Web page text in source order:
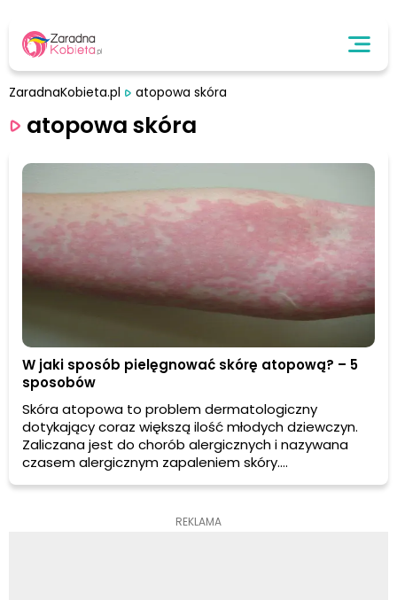
ZaradnaKobieta.pl atopowa skóra
atopowa skóra
W jaki sposób pielęgnować skórę atopową? – 5
sposobów
Skóra atopowa to problem dermatologiczny
dotykający coraz większą ilość młodych dziewczyn.
Zaliczana jest do chorób alergicznych i nazywana
czasem alergicznym zapaleniem skóry.
Spowodowana jest przede wszystkim czynnikami
odpowiedź immunologiczną na dawki antygenów.
REKLAMA